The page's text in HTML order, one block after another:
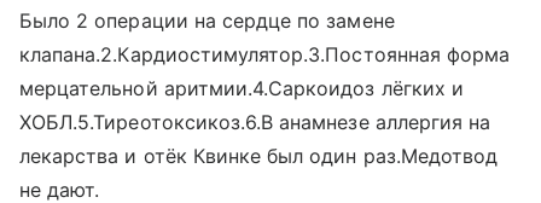
Было 2 операции на сердце по замене
клапана.2.Кардиостимулятор.3.Постоянная форма
мерцательной аритмии.4.Саркоидоз лёгких и
ХОБЛ.5.Тиреотоксикоз.6.В анамнезе аллергия на
лекарства и отёк Квинке был один раз.Медотвод
не дают.